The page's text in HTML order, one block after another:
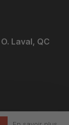
Laval, QC